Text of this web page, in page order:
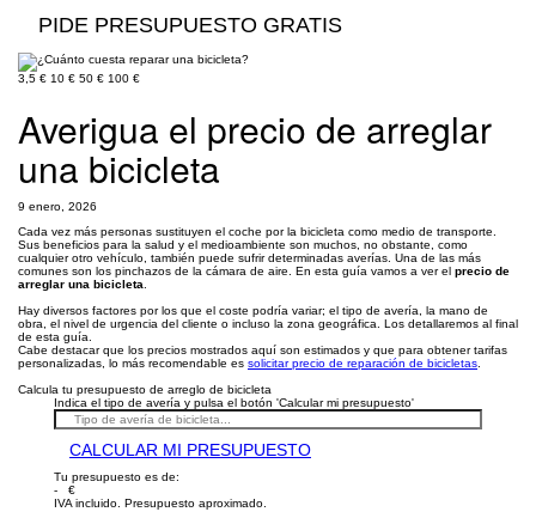
PIDE PRESUPUESTO GRATIS
3,5 € 10 € 50 € 100 €
Averigua el precio de arreglar
una bicicleta
9 enero, 2026
Cada vez más personas sustituyen el coche por la bicicleta como medio de transporte.
Sus beneficios para la salud y el medioambiente son muchos, no obstante, como
cualquier otro vehículo, también puede sufrir determinadas averías. Una de las más
comunes son los pinchazos de la cámara de aire. En esta guía vamos a ver el precio de
arreglar una bicicleta
Hay diversos factores por los que el coste podría variar; el tipo de avería, la mano de
obra, el nivel de urgencia del cliente o incluso la zona geográfica. Los detallaremos al final
de esta guía.
Cabe destacar que los precios mostrados aquí son estimados y que para obtener tarifas
personalizadas, lo más recomendable es solicitar precio de reparación de bicicletas
Calcula tu presupuesto de arreglo de bicicleta
Indica el tipo de avería y pulsa el botón 'Calcular mi presupuesto'
CALCULAR MI PRESUPUESTO
Tu presupuesto es de:
- €
IVA incluido. Presupuesto aproximado.